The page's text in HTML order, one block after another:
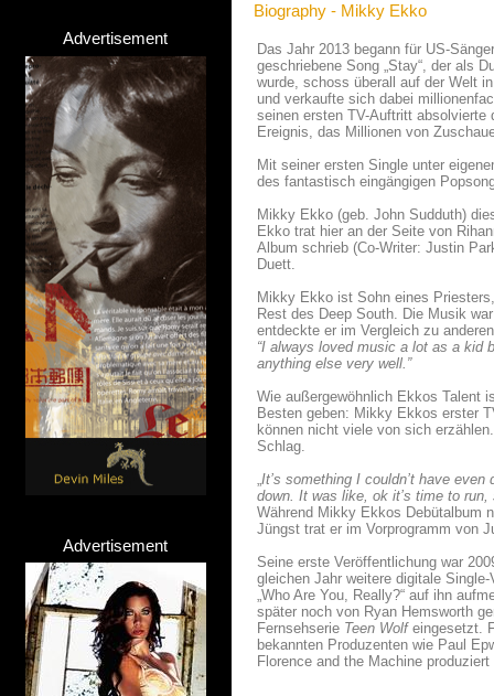
Advertisement
Advertisement
Biography - Mikky Ekko
Das Jahr 2013 begann für US-
geschriebene Song „Stay“, der als
wurde, schoss überall auf der Welt
und verkaufte sich dabei
seinen ersten TV-Auftritt absolvierte
Ereignis, das Millionen von
Mit seiner ersten Single unter
des fantastisch eingängigen
Mikky Ekko (geb. John Sudduth)
Ekko trat hier an der Seite von
Album schrieb (Co-Writer: Justin
Duett.
Mikky Ekko ist Sohn eines
Rest des Deep South. Die Musik
entdeckte er im Vergleich zu
“I always loved music a lot as a kid
anything else very well.”
Wie außergewöhnlich Ekkos Talent
Besten geben: Mikky Ekkos erster
können nicht viele von sich
Schlag.
„It’s something I couldn’t have
down. It was like, ok it’s time to run,
Während Mikky Ekkos Debütalbum
Jüngst trat er im Vorprogramm von
Seine erste Veröffentlichung war
gleichen Jahr weitere digitale
„Who Are You, Really?“ auf ihn
später noch von Ryan Hemsworth
Fernsehserie Teen Wolfeingesetzt.
bekannten Produzenten wie Paul
Florence and the Machine